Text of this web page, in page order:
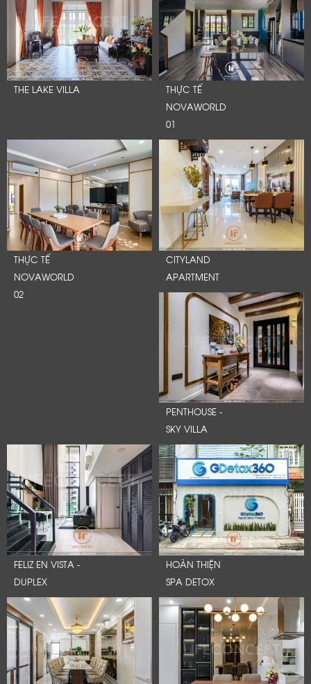
THE LAKE VILLA
THỰC TẾ
NOVAWORLD
01
THỰC TẾ
NOVAWORLD
02
CITYLAND
APARTMENT
PENTHOUSE -
SKY VILLA
FELIZ EN VISTA -
DUPLEX
HOÀN THIỆN
SPA DETOX